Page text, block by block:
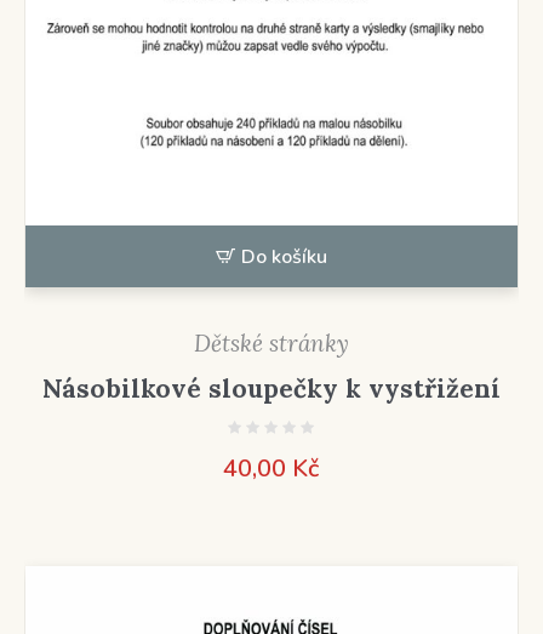
Do košíku
Dětské stránky
Násobilkové sloupečky k vystřižení
40,00 Kč